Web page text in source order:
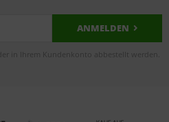
ANMELDEN
in Ihrem Kundenkonto abbestellt werden.